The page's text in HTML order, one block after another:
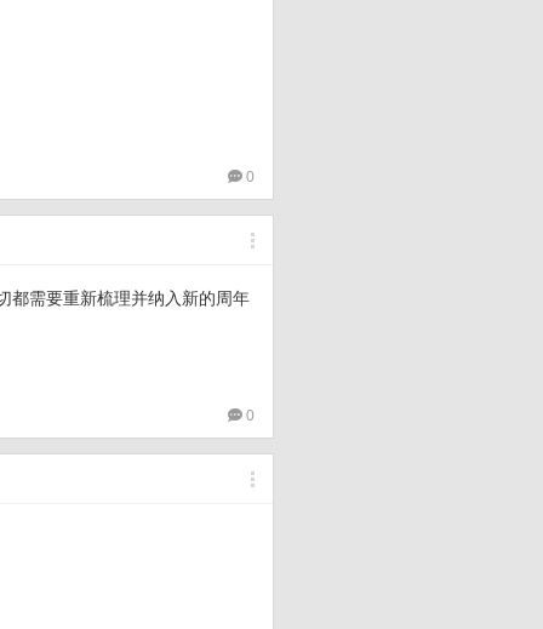
0
都需要重新梳理并纳入新的周年
0